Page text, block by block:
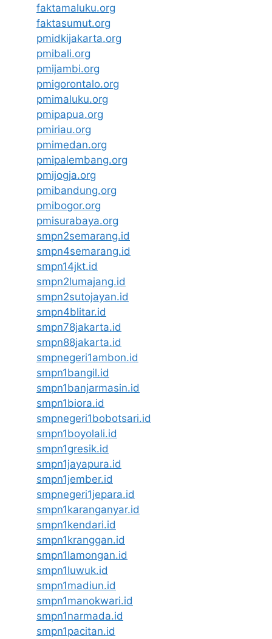
faktamaluku.org
faktasumut.org
pmidkijakarta.org
pmibali.org
pmijambi.org
pmigorontalo.org
pmimaluku.org
pmipapua.org
pmiriau.org
pmimedan.org
pmipalembang.org
pmijogja.org
pmibandung.org
pmibogor.org
pmisurabaya.org
smpn2semarang.id
smpn4semarang.id
smpn14jkt.id
smpn2lumajang.id
smpn2sutojayan.id
smpn4blitar.id
smpn78jakarta.id
smpn88jakarta.id
smpnegeri1ambon.id
smpn1bangil.id
smpn1banjarmasin.id
smpn1biora.id
smpnegeri1bobotsari.id
smpn1boyolali.id
smpn1gresik.id
smpn1jayapura.id
smpn1jember.id
smpnegeri1jepara.id
smpn1karanganyar.id
smpn1kendari.id
smpn1kranggan.id
smpn1lamongan.id
smpn1luwuk.id
smpn1madiun.id
smpn1manokwari.id
smpn1narmada.id
smpn1pacitan.id